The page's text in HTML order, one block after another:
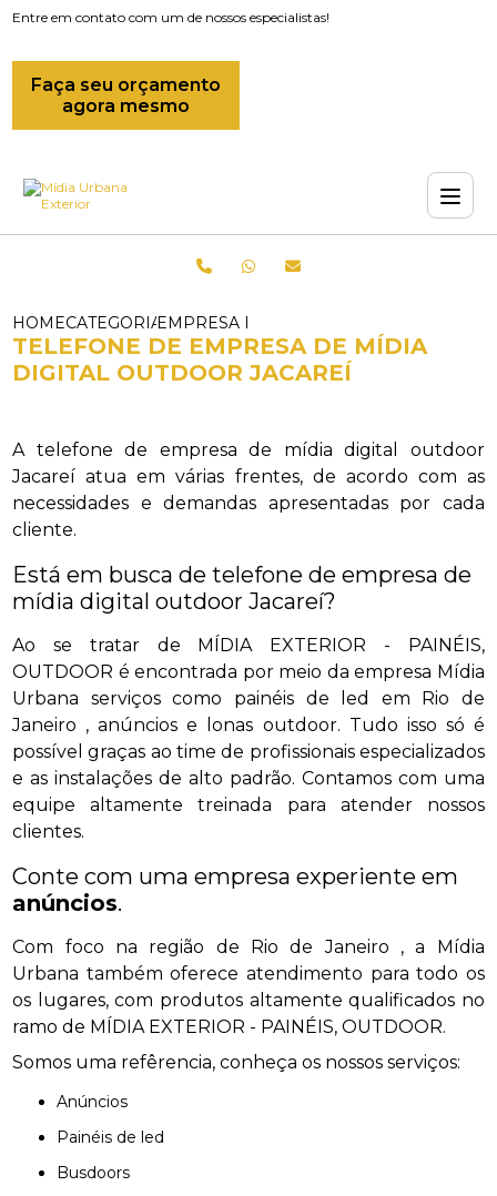
Entre em contato com um de nossos especialistas!
Faça seu orçamento
agora mesmo
HOMECATEGORIASEMPRESA DE MIDIAS
TELEFONE DE EMPRESA DE MÍDIA
DIGITAL OUTDOOR JACAREÍ
A telefone de empresa de mídia digital outdoor
Jacareí atua em várias frentes, de acordo com as
necessidades e demandas apresentadas por cada
cliente.
Está em busca de telefone de empresa de
mídia digital outdoor Jacareí?
Ao se tratar de MÍDIA EXTERIOR - PAINÉIS,
OUTDOOR é encontrada por meio da empresa Mídia
Urbana serviços como painéis de led em Rio de
Janeiro , anúncios e lonas outdoor. Tudo isso só é
possível graças ao time de profissionais especializados
e as instalações de alto padrão. Contamos com uma
equipe altamente treinada para atender nossos
clientes.
Conte com uma empresa experiente em
anúncios.
Com foco na região de Rio de Janeiro , a Mídia
Urbana também oferece atendimento para todo os
os lugares, com produtos altamente qualificados no
ramo de MÍDIA EXTERIOR - PAINÉIS, OUTDOOR.
Somos uma refêrencia, conheça os nossos serviços:
anúncios
painéis de led
busdoors